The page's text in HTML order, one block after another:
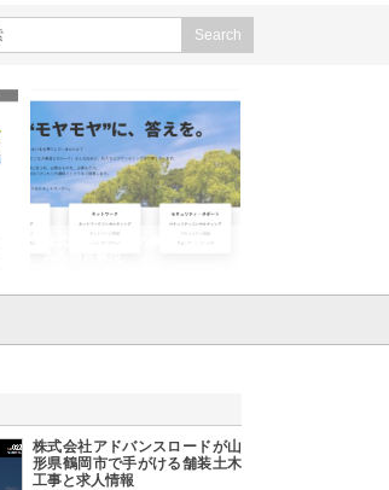
株式会社ＣＳＡの事業内容と強
株式会社アドバンスロードが山
形県鶴岡市で手がける舗装土木
工事と求人情報